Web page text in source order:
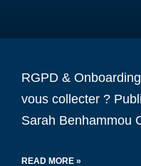
RGPD &
vous collecter ?
Sarah Benhammou
READ MORE »